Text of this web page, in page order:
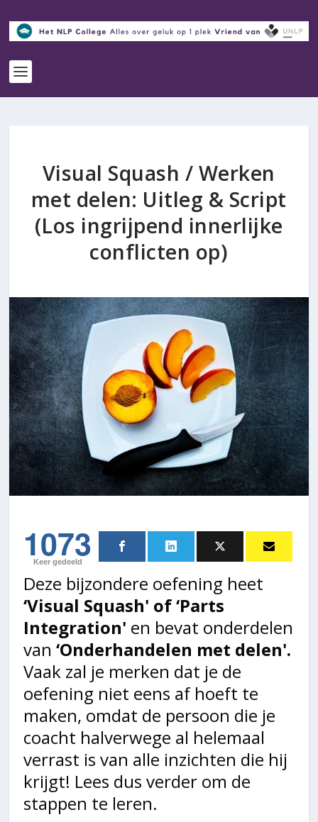
Visual Squash / Werken
met delen: Uitleg & Script
(Los ingrijpend innerlijke
conflicten op)
1073
Keer gedeeld
Deze bijzondere oefening heet
‘Visual Squash' of ‘Parts
Integration' en bevat onderdelen
van ‘Onderhandelen met delen'.
Vaak zal je merken dat je de
oefening niet eens af hoeft te
maken, omdat de persoon die je
coacht halverwege al helemaal
verrast is van alle inzichten die hij
krijgt! Lees dus verder om de
stappen te leren.